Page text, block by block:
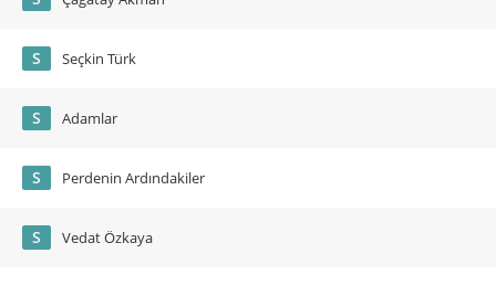
S Seçkin Türk
S Adamlar
S Perdenin Ardındakiler
S Vedat Özkaya